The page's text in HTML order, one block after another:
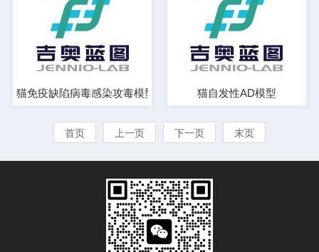
猫免疫缺陷病毒感染攻毒模型 猫自发性AD模型
首页 上一页 下一页 末页